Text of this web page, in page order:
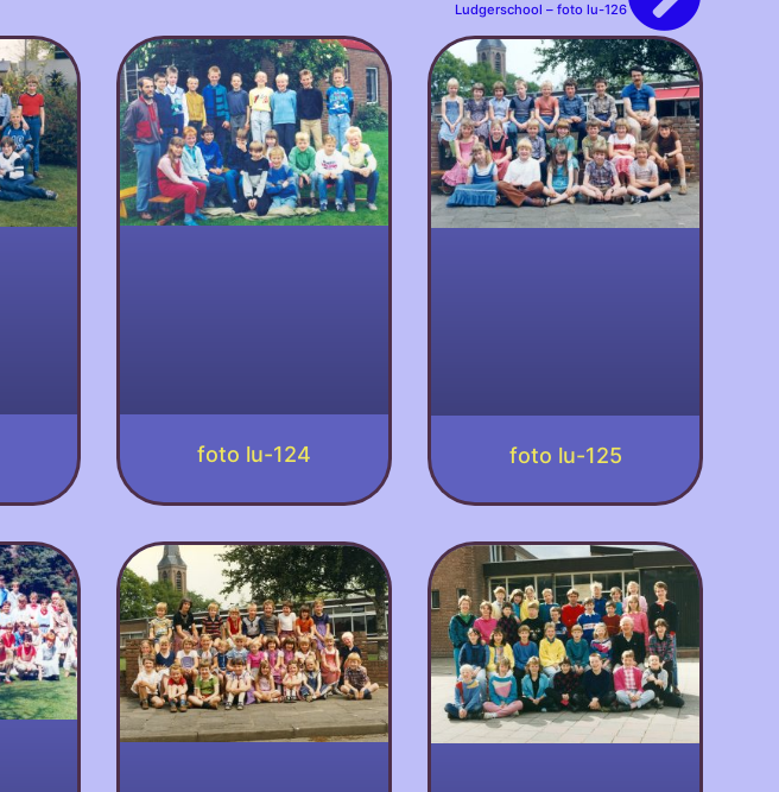
Ludgerschool – foto lu-126
foto lu-124 foto lu-125